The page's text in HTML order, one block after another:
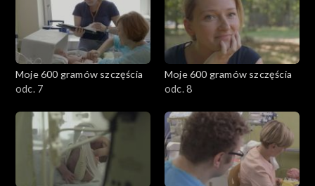
Moje 600 gramów szczęścia
odc. 7
Moje 600 gramów szczęścia
odc. 8